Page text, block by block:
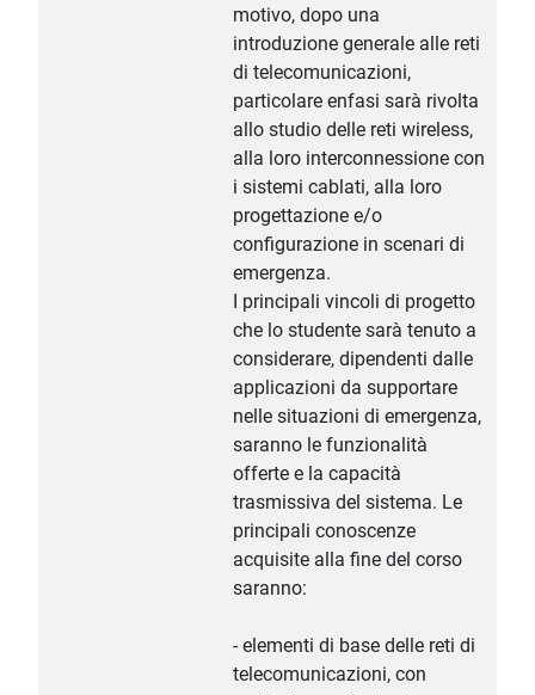
motivo, dopo una
introduzione generale alle reti
di telecomunicazioni,
particolare enfasi sarà rivolta
allo studio delle reti wireless,
alla loro interconnessione con
i sistemi cablati, alla loro
progettazione e/o
configurazione in scenari di
emergenza.
I principali vincoli di progetto
che lo studente sarà tenuto a
considerare, dipendenti dalle
applicazioni da supportare
nelle situazioni di emergenza,
saranno le funzionalità
offerte e la capacità
trasmissiva del sistema. Le
principali conoscenze
acquisite alla fine del corso
saranno:
- elementi di base delle reti di
telecomunicazioni, con